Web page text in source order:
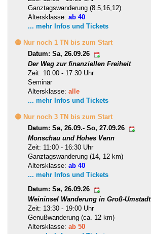
Ganztagswanderung (8.5,16,12)
Altersklasse: ab 40
... mehr Infos und Tickets
🟡 Nur noch 1 TN bis zum Start
Datum: Sa, 26.09.26
Der Weg zur finanziellen Freiheit
Zeit: 10:00 - 17:30 Uhr
Seminar
Altersklasse: alle
... mehr Infos und Tickets
🟡 Nur noch 3 TN bis zum Start
Datum: Sa, 26.09.- So, 27.09.26
Monschau und Hohes Venn
Zeit: 11:00 - 16:30 Uhr
Ganztagswanderung (14, 12 km)
Altersklasse: ab 40
... mehr Infos und Tickets
Datum: Sa, 26.09.26
Weininsel Wanderung in Groß-Umstadt
Zeit: 13:30 - 19:00 Uhr
Genußwanderung (ca. 12 km)
Altersklasse: ab 50